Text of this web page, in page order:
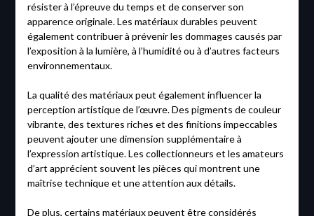
résister à l’épreuve du temps et de conserver son
apparence originale. Les matériaux durables peuvent
également contribuer à prévenir les dommages causés par
l’exposition à la lumière, à l’humidité ou à d’autres facteurs
environnementaux.
La qualité des matériaux peut également influencer la
perception artistique de l’œuvre. Des pigments de couleur
vibrante, des textures riches et des finitions impeccables
peuvent ajouter une dimension supplémentaire à
l’expression artistique. Les collectionneurs et les amateurs
d’art apprécient souvent les pièces qui montrent une
maîtrise technique et une attention aux détails.
De plus, certains matériaux peuvent être considérés